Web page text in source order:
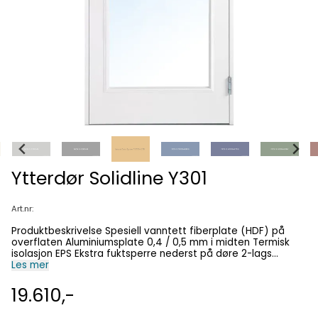
Ytterdør Solidline Y301
Art.nr:
Produktbeskrivelse Spesiell vanntett fiberplate (HDF) på
overflaten Aluminiumsplate 0,4 / 0,5 mm i midten Termisk
isolasjon EPS Ekstra fuktsperre nederst på døre 2-lags
overflatebehandling på hver side Dørkarmen forsterket med
justerbare sikkerhetshengsler Threshold aluminium + eik 25
mm terskel Åpning utover Standard senterenhet 8765
Les mer
19.610,-